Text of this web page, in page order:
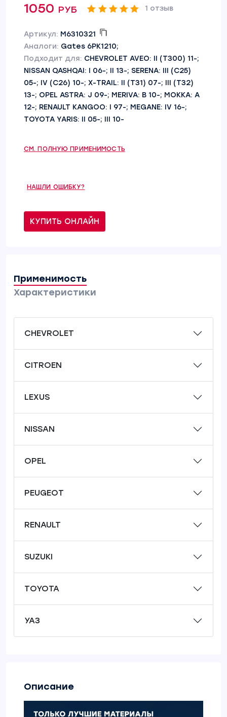
1050 руб 1 отзыв
Артикул: M6310321
Аналоги: Gates 6PK1210;
Подходит для: CHEVROLET AVEO: II (T300) 11-;
NISSAN QASHQAI: I 06-; II 13-; SERENA: III (C25)
05-; IV (C26) 10-; X-TRAIL: II (T31) 07-; III (T32)
13-; OPEL ASTRA: J 09-; MERIVA: B 10-; MOKKA: A
12-; RENAULT KANGOO: I 97-; MEGANE: IV 16-;
TOYOTA YARIS: II 05-; III 10-
СМ. ПОЛНУЮ ПРИМЕНИМОСТЬ
НАШЛИ ОШИБКУ?
КУПИТЬ ОНЛАЙН
Применимость
Характеристики
CHEVROLET
CITROEN
LEXUS
NISSAN
OPEL
PEUGEOT
RENAULT
SUZUKI
TOYOTA
УАЗ
Описание